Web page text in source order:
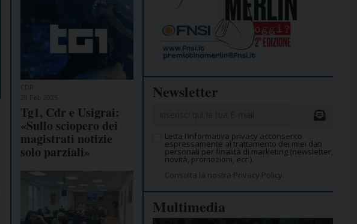
CDR
Tg1, Cdr e Usigrai:
«Sullo sciopero dei
magistrati notizie
solo parziali»
Newsletter
Letta l’informativa privacy acconsento
espressamente al trattamento dei miei dati
personali per finalità di marketing (newsletter,
novità, promozioni, ecc.).
Consulta la nostra Privacy Policy.
Multimedia